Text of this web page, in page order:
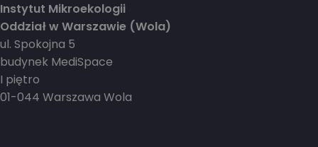
Instytut Mikroekologii
Oddział w Warszawie (Wola)
ul. Spokojna 5
budynek MediSpace
I piętro
01-044 Warszawa Wola